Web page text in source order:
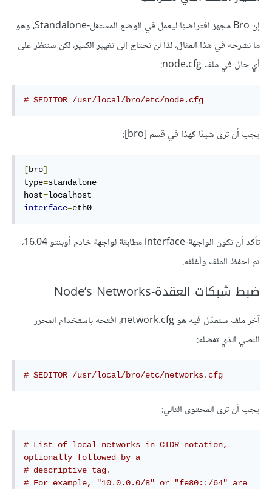
إن Bro مجهز افتراضيًا ليعمل في الوضع المستقل-Standalone، وهو
ما نشرحه في هذا المقال، لذا لن تحتاج إلى تغيير الكثير، لكن سننظر على
أي حال في ملف node.cfg:
# $EDITOR /usr/local/bro/etc/node.cfg
يجب أن ترى شيئًا كهذا في قسم [bro]:
[bro]
type=standalone
host=localhost
interface=eth0
تأكد أن تكون الواجهة-interface مطابقة لواجهة خادم أوبنتو 16.04،
ثم احفظ الملف وأغلقه.
ضبط شبكات العقدة-Node’s Networks
آخر ملف سنعدّل فيه هو network.cfg، افتحه باستخدام المحرر
النصي الذي تفضله:
# $EDITOR /usr/local/bro/etc/networks.cfg
يجب أن ترى المحتوى التالي:
# List of local networks in CIDR notation,
optionally followed by a
# descriptive tag.
# For example, "10.0.0.0/8" or "fe80::/64" are